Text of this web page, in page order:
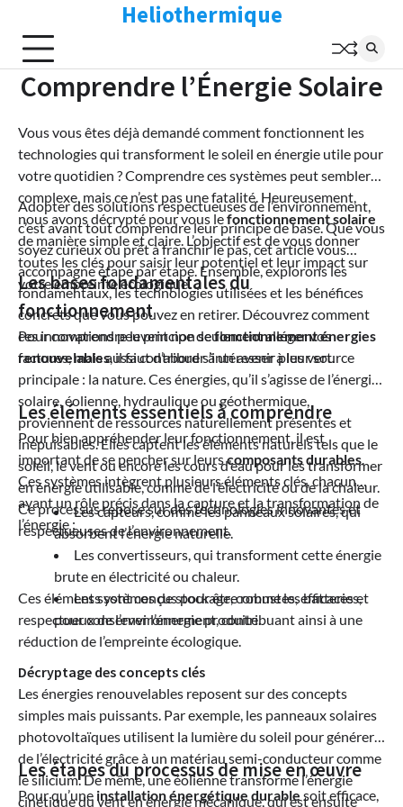
content
Heliothermique
Comprendre l’Énergie Solaire
Vous vous êtes déjà demandé comment fonctionnent les
technologies qui transforment le soleil en énergie utile pour
votre quotidien ? Comprendre ces systèmes peut sembler
complexe, mais ce n’est pas une fatalité. Heureusement,
nous avons décrypté pour vous lefonctionnement solaire
de manière simple et claire. L’objectif est de vous donner
toutes les clés pour saisir leur potentiel et leur impact sur
votre empreinte écologique.
Adopter des solutions respectueuses de l’environnement,
c’est avant tout comprendre leur principe de base. Que vous
soyez curieux ou prêt à franchir le pas, cet article vous
accompagne étape par étape. Ensemble, explorons les
fondamentaux, les technologies utilisées et les bénéfices
concrets que vous pouvez en retirer. Découvrez comment
ces innovations peuvent non seulement alléger vos
factures, mais aussi contribuer à un avenir plus vert.
Les bases fondamentales du
fonctionnement
Pour comprendre le principe defonctionnement énergies
renouvelables, il faut d’abord s’intéresser à leur source
principale : la nature. Ces énergies, qu’il s’agisse de l’énergie
solaire, éolienne, hydraulique ou géothermique,
proviennent de ressources naturellement présentes et
inépuisables. Elles captent les éléments naturels tels que le
soleil, le vent ou encore les cours d’eau pour les transformer
en énergie utilisable, comme de l’électricité ou de la chaleur.
Ce processus repose sur des technologies innovantes et
respectueuses de l’environnement.
Les éléments essentiels à comprendre
Pour bien appréhender leur fonctionnement, il est
important de se pencher sur leurscomposants durables.
Ces systèmes intègrent plusieurs éléments clés, chacun
ayant un rôle précis dans la capture et la transformation de
l’énergie :
Les capteurs, comme les panneaux solaires, qui
absorbent l’énergie naturelle.
Les convertisseurs, qui transforment cette énergie
brute en électricité ou chaleur.
Les systèmes de stockage, comme les batteries,
pour conserver l’énergie produite.
Ces éléments sont conçus pour être robustes, efficaces et
respectueux de l’environnement, contribuant ainsi à une
réduction de l’empreinte écologique.
Décryptage des concepts clés
Les énergies renouvelables reposent sur des concepts
simples mais puissants. Par exemple, les panneaux solaires
photovoltaïques utilisent la lumière du soleil pour générer
de l’électricité grâce à un matériau semi-conducteur comme
le silicium. De même, une éolienne transforme l’énergie
cinétique du vent en énergie mécanique, qui est ensuite
Les étapes du processus de mise en œuvre
Pour qu’une installation énergétique durable soit efficace,